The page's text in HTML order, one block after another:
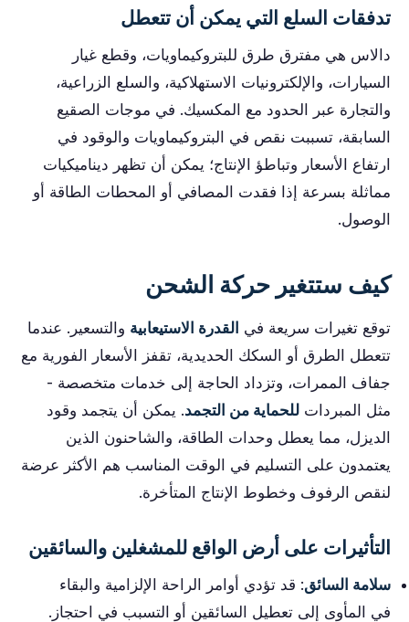
تدفقات السلع التي يمكن أن تتعطل
دالاس هي مفترق طرق للبتروكيماويات، وقطع غيار
السيارات، والإلكترونيات الاستهلاكية، والسلع الزراعية،
والتجارة عبر الحدود مع المكسيك. في موجات الصقيع
السابقة، تسببت نقص في البتروكيماويات والوقود في
ارتفاع الأسعار وتباطؤ الإنتاج؛ يمكن أن تظهر ديناميكيات
مماثلة بسرعة إذا فقدت المصافي أو المحطات الطاقة أو
الوصول.
كيف ستتغير حركة الشحن
توقع تغيرات سريعة في القدرة الاستيعابية والتسعير. عندما
تتعطل الطرق أو السكك الحديدية، تقفز الأسعار الفورية مع
جفاف الممرات، وتزداد الحاجة إلى خدمات متخصصة -
مثل المبردات للحماية من التجمد. يمكن أن يتجمد وقود
الديزل، مما يعطل وحدات الطاقة، والشاحنون الذين
يعتمدون على التسليم في الوقت المناسب هم الأكثر عرضة
لنقص الرفوف وخطوط الإنتاج المتأخرة.
التأثيرات على أرض الواقع للمشغلين والسائقين
سلامة السائق: قد تؤدي أوامر الراحة الإلزامية والبقاء
في المأوى إلى تعطيل السائقين أو التسبب في احتجاز.